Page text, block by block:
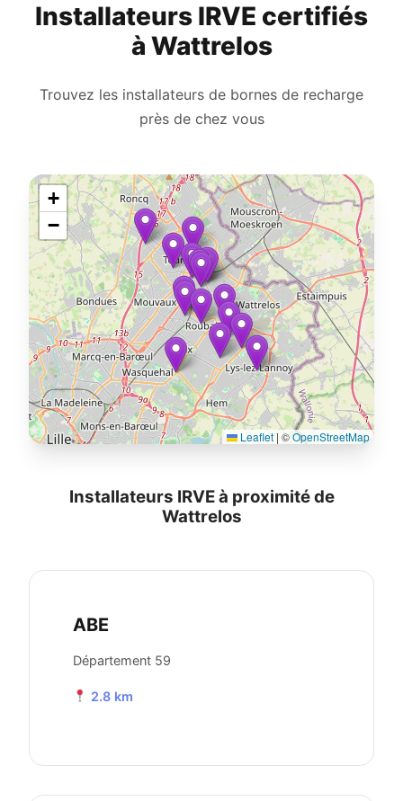
Installateurs IRVE certifiés
à Wattrelos
Trouvez les installateurs de bornes de recharge
près de chez vous
+
−
Leaflet | ©OpenStreetMap
Installateurs IRVE à proximité de
Wattrelos
ABE
Département 59
2.8 km